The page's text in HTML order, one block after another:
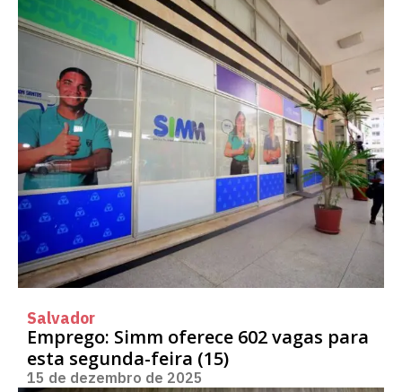
Salvador
Emprego: Simm oferece 602 vagas para
esta segunda-feira (15)
15 de dezembro de 2025